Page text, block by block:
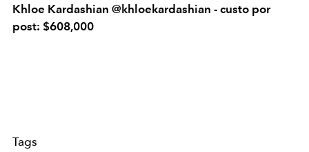
Khloe Kardashian @khloekardashian - custo por
post: $608,000
Tags